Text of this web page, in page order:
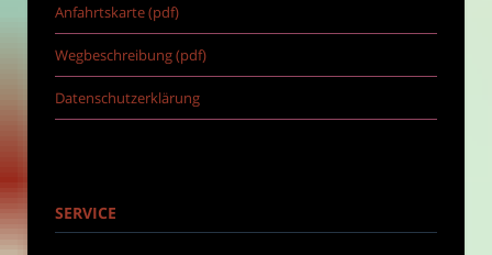
Anfahrtskarte (pdf)
Wegbeschreibung (pdf)
Datenschutzerklärung
SERVICE